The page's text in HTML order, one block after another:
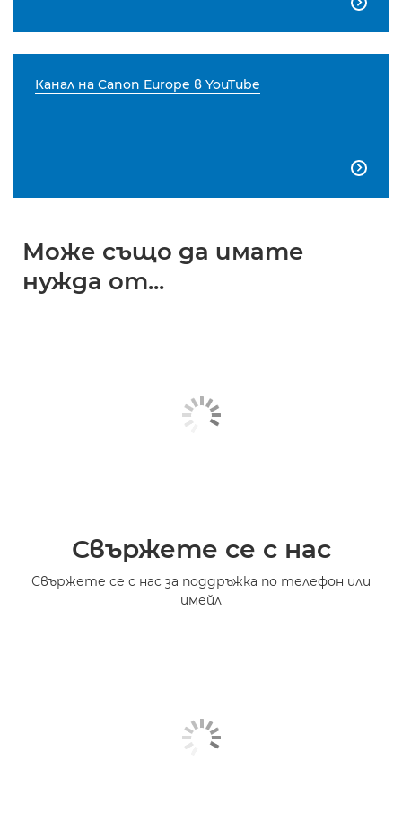

Канал на Canon Europe в YouTube

Може също да имате
нужда от...
Свържете се с нас
Свържете се с нас за поддръжка по телефон или
имейл